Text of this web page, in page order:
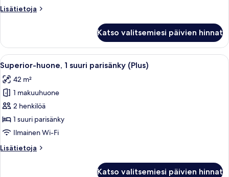
Lisätietoja
Lisätietoja
|
Superior)
Katso valitsemiesi päivien hinnat
Avaa
kaikki
huonetyypin
Superior-
huone,
1
suuri
(Plus)
Hotellihuone, jossa on sänky,
8
Superior-huone, 1 suuri parisänky (Plus)
42 m²
1 makuuhuone
2 henkilöä
1 suuri parisänky
Ilmainen Wi-Fi
Lisätietoja
Lisätietoja
Katso valitsemiesi päivien hinnat